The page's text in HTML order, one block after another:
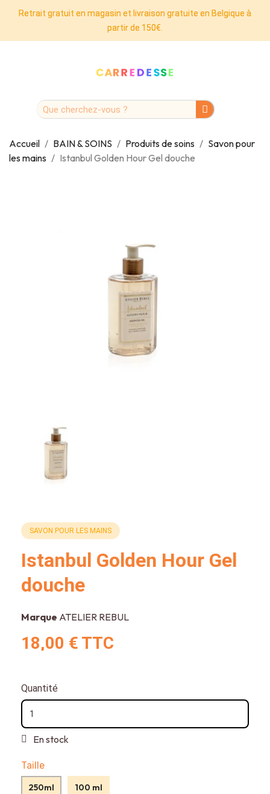
Retrait gratuit en magasin et livraison gratuite en Belgique à
partir de 150€.
Accueil BAIN & SOINS Produits de soins
Savon pour
les mains
Istanbul Golden Hour Gel douche
SAVON POUR LES MAINS
Istanbul Golden Hour Gel
douche
Marque ATELIER REBUL
18,00 € TTC
Quantité
En stock
Taille
250ml 100 ml